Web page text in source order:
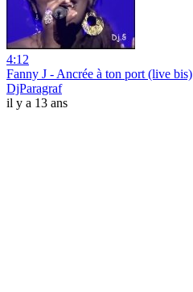
4:12
Fanny J - Ancrée à ton port (live bis)
DjParagraf
il y a 13 ans